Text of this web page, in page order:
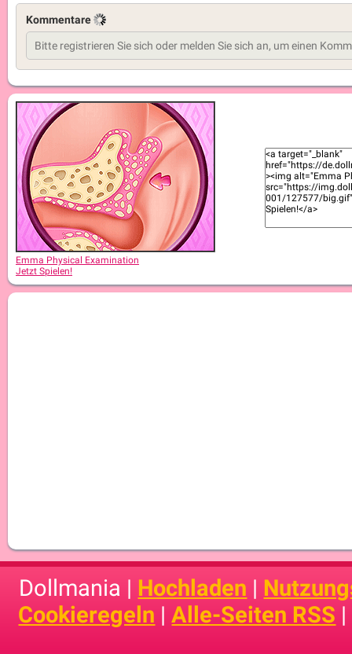
Kommentare
Emma Physical Examination
Jetzt Spielen!
Dollmania | Hochladen |
Cookieregeln |Alle-Seiten RSS |